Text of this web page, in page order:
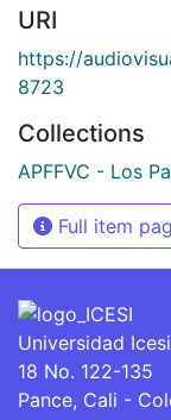
URI
https://
8723
Collections
APFFVC - Los
Full item
Universidad
18 No. 122-135
Pance, Cali -